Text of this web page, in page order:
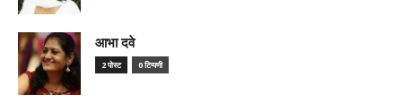
आभा दवे
2 पोस्ट 0 टिप्पणी